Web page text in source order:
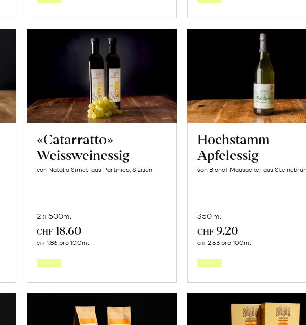
«Catarratto»
Weissweinessig
von Natalia Simeti aus Partinico, Sizilien
2 x 500ml
CHF 18.60
CHF 1.86 pro 100ml
Hochstamm
Apfelessig
von Biohof Mausacker aus
350 ml
CHF 9.20
CHF 2.63 pro 100ml